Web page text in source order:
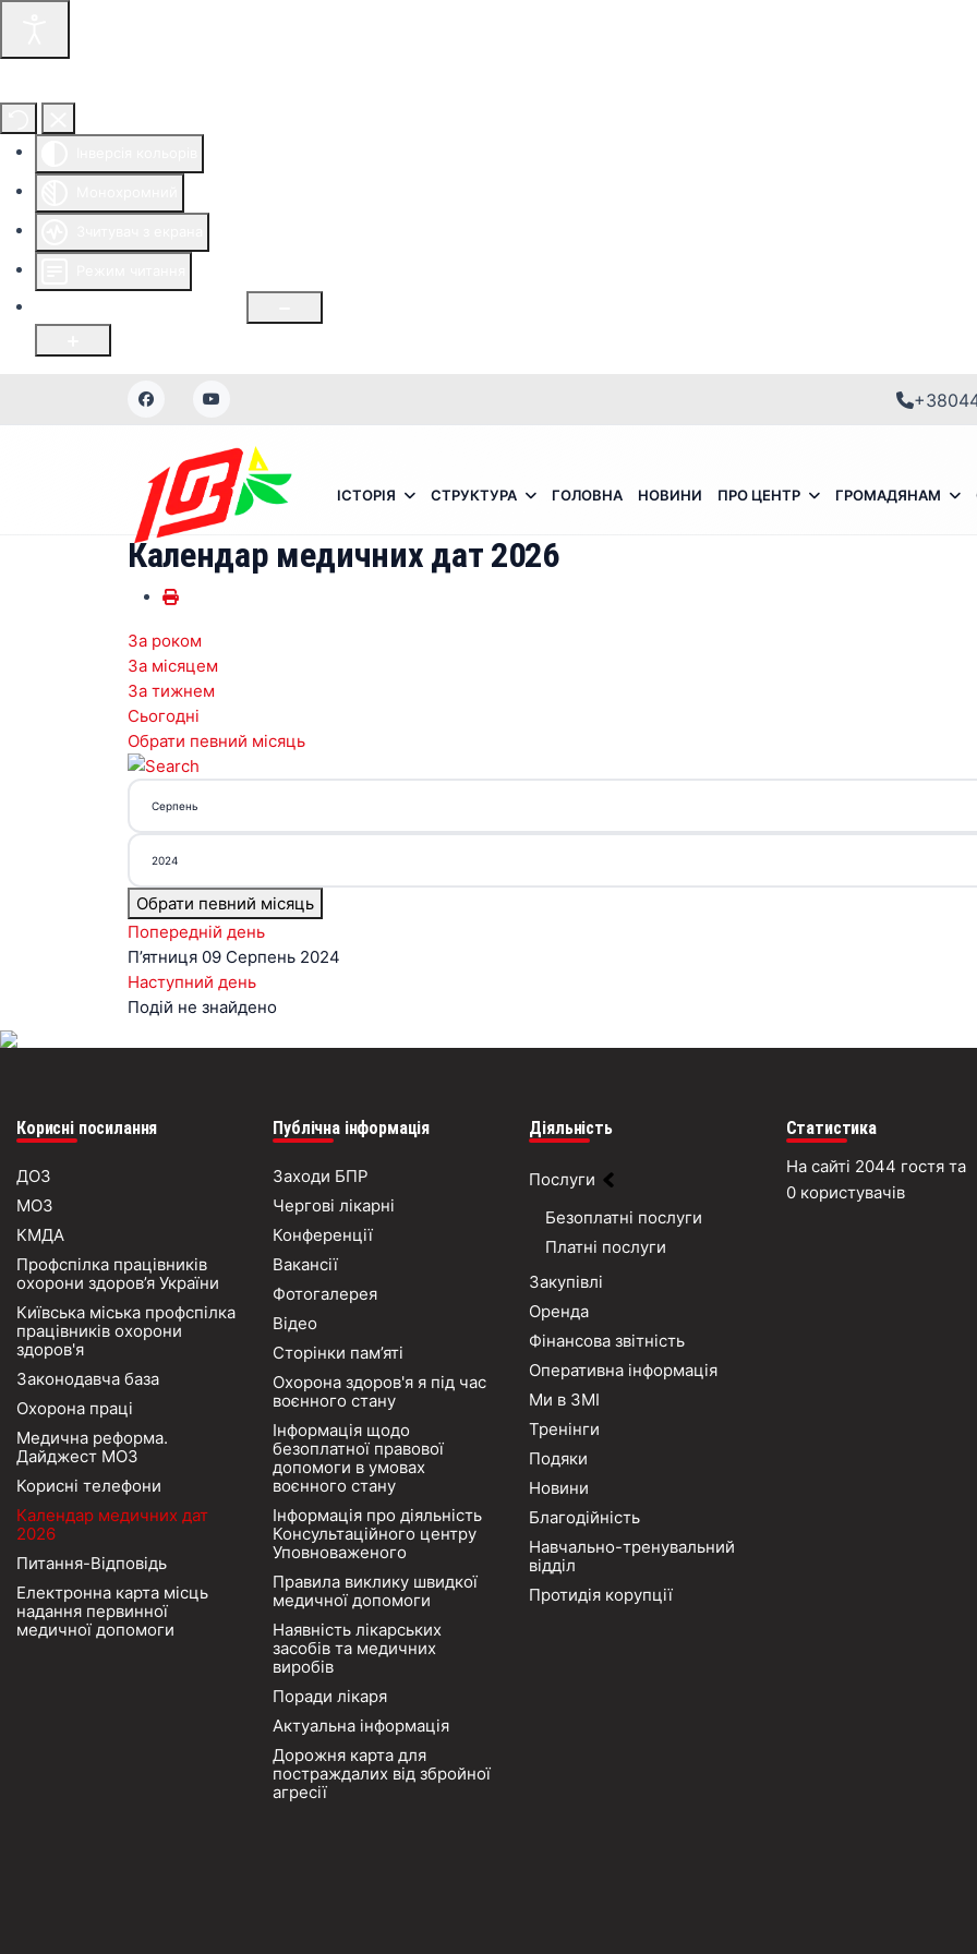
ІСТОРІЯ СТРУКТУРА ГОЛОВНА НОВИНИ ПРО ЦЕНТР ГРОМАДЯНАМ
Календар медичних дат 2026
За роком
За місяцем
За тижнем
Сьогодні
Обрати певний місяць
Обрати певний місяць
Попередній день
П’ятниця 09 Серпень 2024
Наступний день
Подій не знайдено
Корисні посилання
ДОЗ
МОЗ
КМДА
Профспілка працівників
охорони здоров’я України
Київська міська профспілка
працівників охорони
здоров'я
Законодавча база
Охорона праці
Медична реформа.
Дайджест МОЗ
Корисні телефони
Календар медичних дат
2026
Питання-Відповідь
Електронна карта місць
надання первинної
медичної допомоги
Публічна інформація
Заходи БПР
Чергові лікарні
Конференції
Вакансії
Фотогалерея
Відео
Сторінки пам’яті
Охорона здоров'я я під час
воєнного стану
Інформація щодо
безоплатної правової
допомоги в умовах
воєнного стану
Інформація про діяльність
Консультаційного центру
Уповноваженого
Правила виклику швидкої
медичної допомоги
Наявність лікарських
засобів та медичних
виробів
Поради лікаря
Актуальна інформація
Дорожня карта для
постраждалих від збройної
агресії
Діяльність
Послуги
Безоплатні послуги
Платні послуги
Закупівлі
Оренда
Фінансова звітність
Оперативна інформація
Ми в ЗМІ
Тренінги
Подяки
Новини
Благодійність
Навчально-тренувальний
відділ
Протидія корупції
Статистика
На сайті 2044 гостя та
0 користувачів